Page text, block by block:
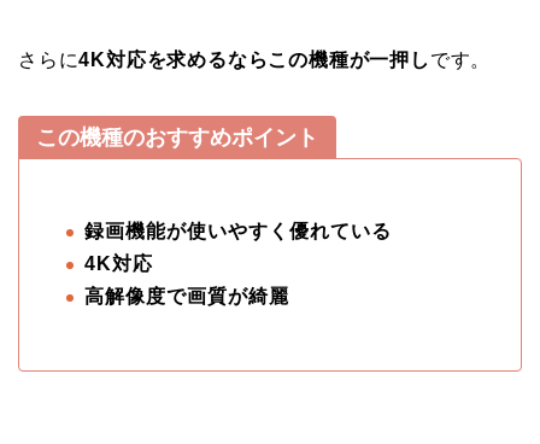
さらに4K対応を求めるならこの機種が一押し です。
この機種のおすすめポイント
録画機能が使いやすく優れている
4K対応
高解像度で画質が綺麗